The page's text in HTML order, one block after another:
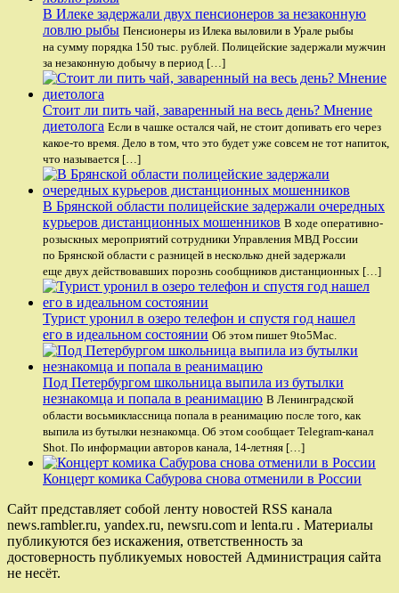
В Илеке задержали двух пенсионеров за незаконную
ловлю рыбы Пенсионеры из Илека выловили в Урале рыбы
на сумму порядка 150 тыс. рублей. Полицейские задержали мужчин
за незаконную добычу в период […]
Стоит ли пить чай, заваренный на весь день? Мнение
диетолога Если в чашке остался чай, не стоит допивать его через
какое-то время. Дело в том, что это будет уже совсем не тот напиток,
что называется […]
В Брянской области полицейские задержали очередных
курьеров дистанционных мошенников В ходе оперативно-
розыскных мероприятий сотрудники Управления МВД России
по Брянской области с разницей в несколько дней задержали
еще двух действовавших порознь сообщников дистанционных […]
Турист уронил в озеро телефон и спустя год нашел
его в идеальном состоянии Об этом пишет 9to5Mac.
Под Петербургом школьница выпила из бутылки
незнакомца и попала в реанимацию В Ленинградской
области восьмиклассница попала в реанимацию после того, как
выпила из бутылки незнакомца. Об этом сообщает Telegram-канал
Shot. По информации авторов канала, 14-летняя […]
Концерт комика Сабурова снова отменили в России
Сайт представляет собой ленту новостей RSS канала
news.rambler.ru, yandex.ru, newsru.com и lenta.ru . Материалы
публикуются без искажения, ответственность за
достоверность публикуемых новостей Администрация сайта
не несёт.